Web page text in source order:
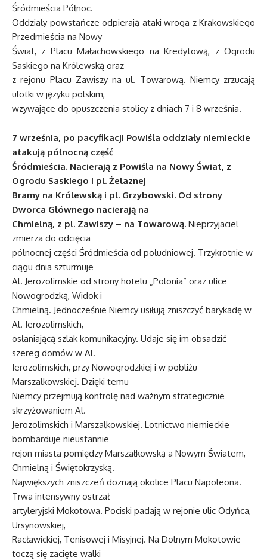
Śródmieścia Północ.
Oddziały powstańcze odpierają ataki wroga z Krakowskiego
Przedmieścia na Nowy
Świat, z Placu Małachowskiego na Kredytową, z Ogrodu
Saskiego na Królewską oraz
z rejonu Placu Zawiszy na ul. Towarową. Niemcy zrzucają
ulotki w języku polskim,
wzywające do opuszczenia stolicy z dniach 7 i 8 września.
7 września, po pacyfikacji Powiśla oddziały niemieckie
atakują północną część
Śródmieścia. Nacierają z Powiśla na Nowy Świat, z
Ogrodu Saskiego i pl. Żelaznej
Bramy na Królewską i pl. Grzybowski. Od strony
Dworca Głównego nacierają na
Chmielną, z pl. Zawiszy – na Towarową. Nieprzyjaciel
zmierza do odcięcia
północnej części Śródmieścia od południowej. Trzykrotnie w
ciągu dnia szturmuje
Al. Jerozolimskie od strony hotelu „Polonia” oraz ulice
Nowogrodzką, Widok i
Chmielną. Jednocześnie Niemcy usiłują zniszczyć barykadę w
Al. Jerozolimskich,
osłaniającą szlak komunikacyjny. Udaje się im obsadzić
szereg domów w Al.
Jerozolimskich, przy Nowogrodzkiej i w pobliżu
Marszałkowskiej. Dzięki temu
Niemcy przejmują kontrolę nad ważnym strategicznie
skrzyżowaniem Al.
Jerozolimskich i Marszałkowskiej. Lotnictwo niemieckie
bombarduje nieustannie
rejon miasta pomiędzy Marszałkowską a Nowym Światem,
Chmielną i Świętokrzyską.
Największych zniszczeń doznają okolice Placu Napoleona.
Trwa intensywny ostrzał
artyleryjski Mokotowa. Pociski padają w rejonie ulic Odyńca,
Ursynowskiej,
Racławickiej, Tenisowej i Misyjnej. Na Dolnym Mokotowie
toczą się zacięte walki